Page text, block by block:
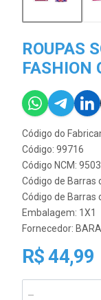
ROUPAS
FASHION
Código do
Código: 99716
Código NCM:
Código de Barras
Código de Barras
Embalagem: 1X1
Fornecedor:
R$ 44,99